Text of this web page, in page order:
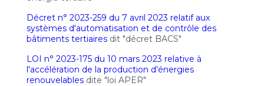
Décret n° 2023-259 du 7 avril 2023 relatif aux
systèmes d'automatisation et de contrôle des
bâtiments tertiairesdit "décret BACS"
LOI n° 2023-175 du 10 mars 2023 relative à
l'accélération de la production d'énergies
renouvelablesdite "loi APER"